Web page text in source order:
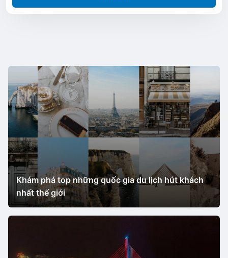
Khám phá top những quốc gia du lịch hút khách
nhất thế giới